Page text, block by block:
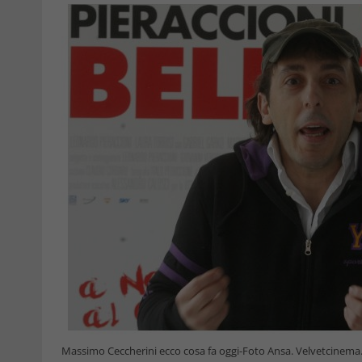
Massimo Ceccherini ecco cosa fa oggi-Foto Ansa.